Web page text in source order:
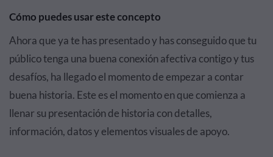
Cómo puedes usar este concepto
Ahora que ya te has presentado y has conseguido que tu
público tenga una buena conexión afectiva contigo y tus
desafíos, ha llegado el momento de empezar a contar
buena historia. Este es el momento en que comienza a
llenar su presentación de historia con detalles,
información, datos y elementos visuales de apoyo.